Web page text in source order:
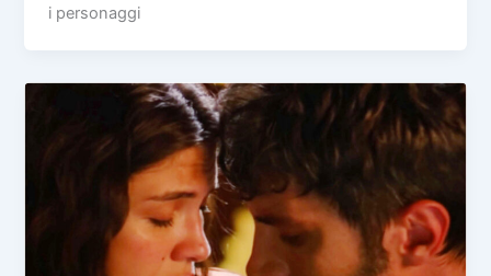
i personaggi